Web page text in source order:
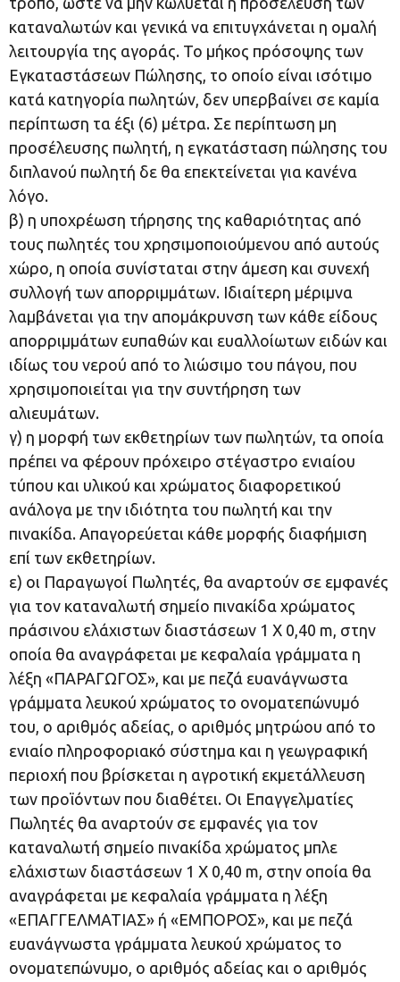
καταναλωτών και γενικά να επιτυγχάνεται η ομαλή
λειτουργία της αγοράς. Το μήκος πρόσοψης των
Εγκαταστάσεων Πώλησης, το οποίο είναι ισότιμο
κατά κατηγορία πωλητών, δεν υπερβαίνει σε καμία
περίπτωση τα έξι (6) μέτρα. Σε περίπτωση μη
προσέλευσης πωλητή, η εγκατάσταση πώλησης του
διπλανού πωλητή δε θα επεκτείνεται για κανένα
λόγο.
β) η υποχρέωση τήρησης της καθαριότητας από
τους πωλητές του χρησιμοποιούμενου από αυτούς
χώρο, η οποία συνίσταται στην άμεση και συνεχή
συλλογή των απορριμμάτων. Ιδιαίτερη μέριμνα
λαμβάνεται για την απομάκρυνση των κάθε είδους
απορριμμάτων ευπαθών και ευαλλοίωτων ειδών και
ιδίως του νερού από το λιώσιμο του πάγου, που
χρησιμοποιείται για την συντήρηση των
αλιευμάτων.
γ) η μορφή των εκθετηρίων των πωλητών, τα οποία
πρέπει να φέρουν πρόχειρο στέγαστρο ενιαίου
τύπου και υλικού και χρώματος διαφορετικού
ανάλογα με την ιδιότητα του πωλητή και την
πινακίδα. Απαγορεύεται κάθε μορφής διαφήμιση
επί των εκθετηρίων.
ε) οι Παραγωγοί Πωλητές, θα αναρτούν σε εμφανές
για τον καταναλωτή σημείο πινακίδα χρώματος
πράσινου ελάχιστων διαστάσεων 1 Χ 0,40 m, στην
οποία θα αναγράφεται με κεφαλαία γράμματα η
λέξη «ΠΑΡΑΓΩΓΟΣ», και με πεζά ευανάγνωστα
γράμματα λευκού χρώματος το ονοματεπώνυμό
του, ο αριθμός αδείας, ο αριθμός μητρώου από το
ενιαίο πληροφοριακό σύστημα και η γεωγραφική
περιοχή που βρίσκεται η αγροτική εκμετάλλευση
των προϊόντων που διαθέτει. Οι Επαγγελματίες
Πωλητές θα αναρτούν σε εμφανές για τον
καταναλωτή σημείο πινακίδα χρώματος μπλε
ελάχιστων διαστάσεων 1 Χ 0,40 m, στην οποία θα
αναγράφεται με κεφαλαία γράμματα η λέξη
«ΕΠΑΓΓΕΛΜΑΤΙΑΣ» ή «ΕΜΠΟΡΟΣ», και με πεζά
ευανάγνωστα γράμματα λευκού χρώματος το
ονοματεπώνυμο, ο αριθμός αδείας και ο αριθμός